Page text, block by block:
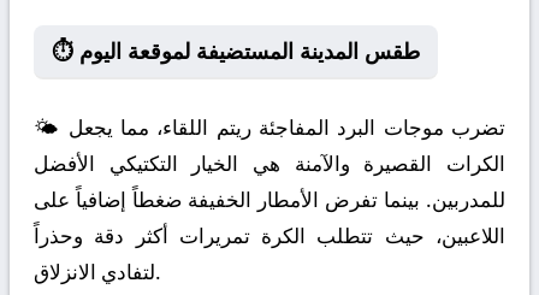
⏱️ طقس المدينة المستضيفة لموقعة اليوم
🌤️ تضرب موجات البرد المفاجئة ريتم اللقاء، مما يجعل
الكرات القصيرة والآمنة هي الخيار التكتيكي الأفضل
للمدربين. بينما تفرض الأمطار الخفيفة ضغطاً إضافياً على
اللاعبين، حيث تتطلب الكرة تمريرات أكثر دقة وحذراً
لتفادي الانزلاق.